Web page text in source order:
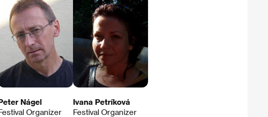
Nágel
Organizer
Ivana Petríková
Festival Organizer